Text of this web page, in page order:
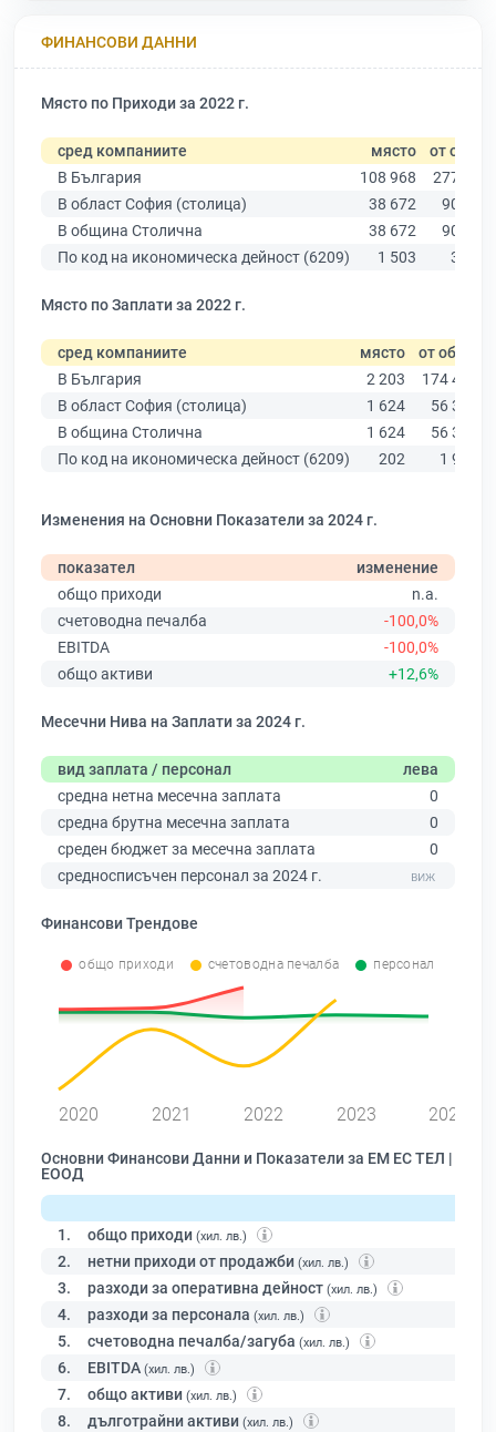
ФИНАНСОВИ ДАННИ
Място по Приходи за 2022 г.
сред компаниите място
от общо
В България
108 968
277 019
В област София (столица)
38 672
90 178
В община Столична
38 672
90 178
По код на икономическа дейност (6209)
1 503 3 288
Място по Заплати за 2022 г.
сред компаниите място от общо
В България
2 203
174 403
В област София (столица)
1 624
56 378
В община Столична
1 624
56 378
По код на икономическа дейност (6209)
202 1 961
Изменения на Основни Показатели за 2024 г.
показател
изменение
общо приходи
n.a.
счетоводна печалба
-100,0%
EBITDA
-100,0%
общо активи
+12,6%
Месечни Нива на Заплати за 2024 г.
вид заплата / персонал
лева
средна нетна месечна заплата
0
средна брутна месечна заплата
0
среден бюджет за месечна заплата
0
средносписъчен персонал за 2024 г.
Финансови Трендове
общо приходи счетоводна печалба персонал
2020 2021 2022 2023 2024
Основни Финансови Данни и Показатели за ЕМ ЕС ТЕЛ |
ЕООД
1. общо приходи (хил. лв.)
2. нетни приходи от продажби (хил. лв.)
3. разходи за оперативна дейност (хил. лв.)
4. разходи за персонала (хил. лв.)
5. счетоводна печалба/загуба (хил. лв.)
6. EBITDA (хил. лв.)
7. общо активи (хил. лв.)
8. дълготрайни активи (хил. лв.)